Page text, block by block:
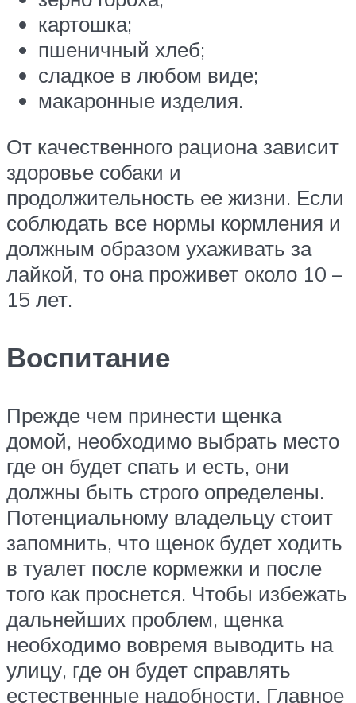
картошка;
пшеничный хлеб;
сладкое в любом виде;
макаронные изделия.
От качественного рациона зависит
здоровье собаки и
продолжительность ее жизни. Если
соблюдать все нормы кормления и
должным образом ухаживать за
лайкой, то она проживет около 10 –
15 лет.
Воспитание
Прежде чем принести щенка
домой, необходимо выбрать место
где он будет спать и есть, они
должны быть строго определены.
Потенциальному владельцу стоит
запомнить, что щенок будет ходить
в туалет после кормежки и после
того как проснется. Чтобы избежать
дальнейших проблем, щенка
необходимо вовремя выводить на
улицу, где он будет справлять
естественные надобности. Главное